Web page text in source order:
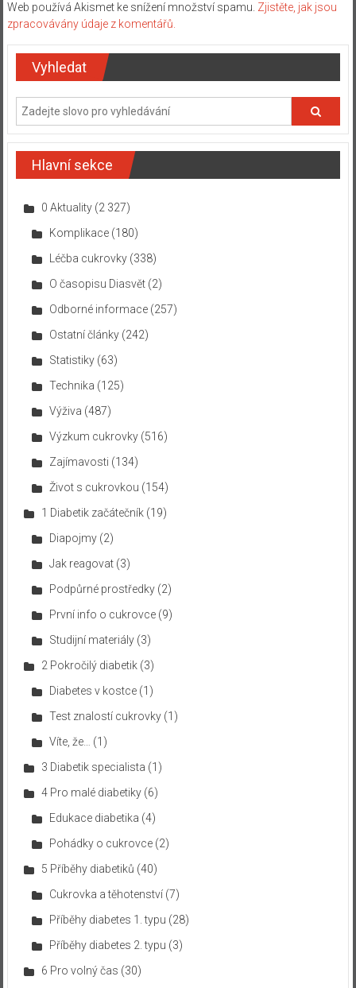
Web používá Akismet ke snížení množství spamu. Zjistěte, jak jsou
zpracovávány údaje z komentářů.
Vyhledat
Hlavní sekce
0 Aktuality(2 327)
Komplikace(180)
Léčba cukrovky(338)
O časopisu Diasvět(2)
Odborné informace(257)
Ostatní články(242)
Statistiky(63)
Technika (125)
Výživa (487)
Výzkum cukrovky(516)
Zajímavosti (134)
Život s cukrovkou (154)
1 Diabetik začátečník(19)
Diapojmy(2)
Jak reagovat(3)
Podpůrné prostředky(2)
První info o cukrovce(9)
Studijní materiály(3)
2 Pokročilý diabetik(3)
Diabetes v kostce(1)
Test znalostí cukrovky(1)
Víte, že… (1)
3 Diabetik specialista (1)
4 Pro malé diabetiky(6)
Edukace diabetika (4)
Pohádky o cukrovce(2)
5 Příběhy diabetiků (40)
Cukrovka a těhotenství(7)
Příběhy diabetes 1. typu (28)
Příběhy diabetes 2. typu (3)
6 Pro volný čas (30)